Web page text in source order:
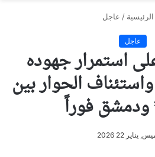
الرئيسية / عاجل
عاجل
استمرار جهوده
الحوار بين
فوراً
يناير 22 2026